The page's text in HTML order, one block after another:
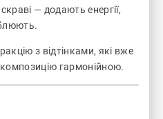
— додають енергії,
з відтінками, які вже
композицію гармонійною.